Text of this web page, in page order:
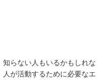
知らない人もいるかもしれな
人が活動するために必要なエ